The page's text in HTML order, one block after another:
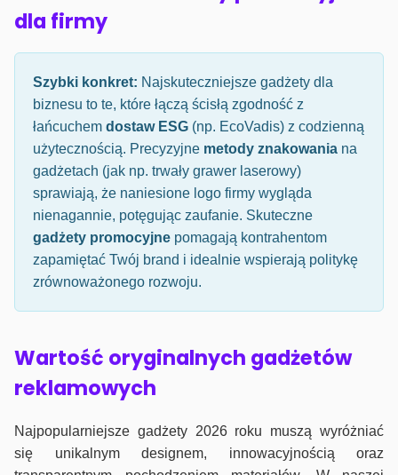
dla firmy
Szybki konkret: Najskuteczniejsze gadżety dla
biznesu to te, które łączą ścisłą zgodność z
łańcuchem dostaw ESG (np. EcoVadis) z codzienną
użytecznością. Precyzyjne metody znakowania na
gadżetach (jak np. trwały grawer laserowy)
sprawiają, że naniesione logo firmy wygląda
nienagannie, potęgując zaufanie. Skuteczne
gadżety promocyjne pomagają kontrahentom
zapamiętać Twój brand i idealnie wspierają politykę
zrównoważonego rozwoju.
Wartość oryginalnych gadżetów
reklamowych
Najpopularniejsze gadżety 2026 roku muszą wyróżniać
się unikalnym designem, innowacyjnością oraz